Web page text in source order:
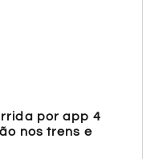
por app 4
nos trens e